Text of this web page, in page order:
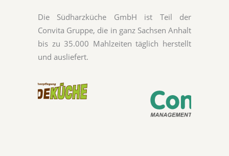
Die Südharzküche GmbH ist Teil der
Convita Gruppe, die in ganz Sachsen Anhalt
bis zu 35.000 Mahlzeiten täglich herstellt
und ausliefert.